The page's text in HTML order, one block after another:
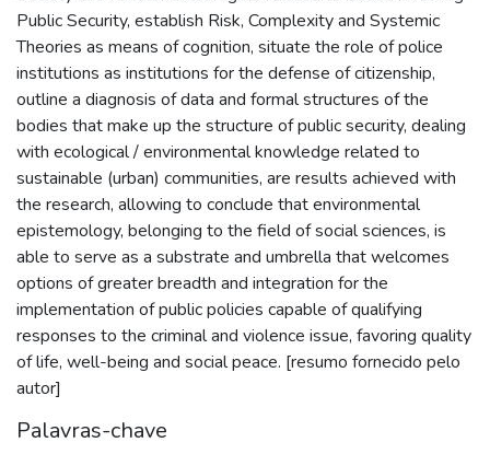
Public Security, establish Risk, Complexity and Systemic
Theories as means of cognition, situate the role of police
institutions as institutions for the defense of citizenship,
outline a diagnosis of data and formal structures of the
bodies that make up the structure of public security, dealing
with ecological / environmental knowledge related to
sustainable (urban) communities, are results achieved with
the research, allowing to conclude that environmental
epistemology, belonging to the field of social sciences, is
able to serve as a substrate and umbrella that welcomes
options of greater breadth and integration for the
implementation of public policies capable of qualifying
responses to the criminal and violence issue, favoring quality
of life, well-being and social peace. [resumo fornecido pelo
autor]
Palavras-chave